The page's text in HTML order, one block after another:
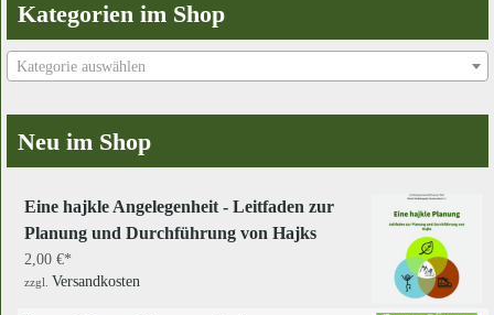
Kategorien im Shop
Kategorie auswählen
Neu im Shop
Eine hajkle Angelegenheit - Leitfaden zur
Planung und Durchführung von Hajks
2,00 €
zzgl. Versandkosten